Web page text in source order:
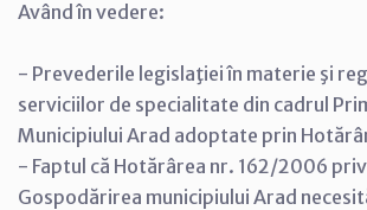
Având în vedere:
- Prevederile legislaţiei în materie şi
serviciilor de specialitate din cadrul
Municipiului Arad adoptate prin
- Faptul că Hotărârea nr. 162/2006
Gospodărirea municipiului Arad